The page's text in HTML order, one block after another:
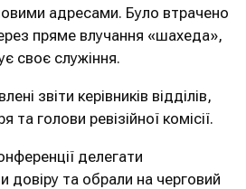
адресами. Було втрачено
пряме влучання «шахеда»,
своє служіння.
звіти керівників відділів,
та голови ревізійної комісії.
делегати
довіру та обрали на черговий